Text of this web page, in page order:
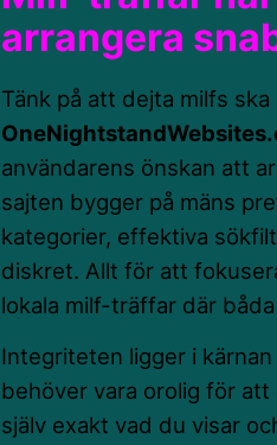
arrangera
Tänk på att dejta milfs
användarens önskan att
sajten bygger på mäns
kategorier, effektiva
diskret. Allt för att
lokala milf-träffar där
Integriteten ligger i kärnan
behöver vara orolig för att
själv exakt vad du visar